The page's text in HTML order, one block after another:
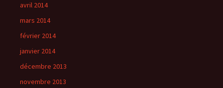
avril 2014
mars 2014
février 2014
janvier 2014
décembre 2013
novembre 2013